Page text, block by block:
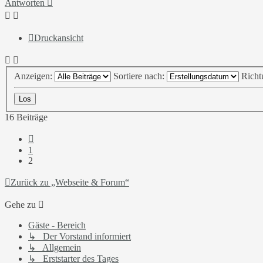
Antworten
Druckansicht
Anzeigen: Sortiere nach:
16 Beiträge
1
2
Zurück zu „Webseite & Forum“
Gehe zu
Gäste - Bereich
↳ Der Vorstand informiert
↳ Allgemein
↳ Erststarter des Tages